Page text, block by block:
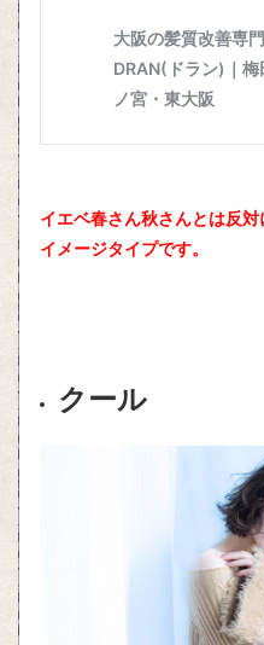
イエベ春さん秋さんとは反
イメージタイプです。
クール